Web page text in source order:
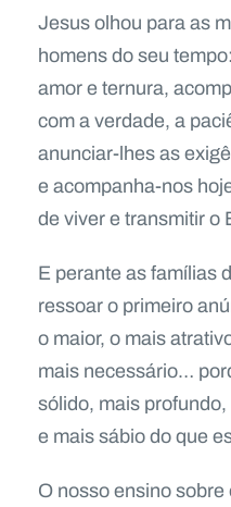
Jesus olhou para as
homens do seu
amor e ternura,
com a verdade, a
anunciar-lhes as
e acompanha-nos
de viver e transmitir o
E perante as famílias
ressoar o primeiro
o maior, o mais
mais necessário…
sólido, mais
e mais sábio do que
O nosso ensino